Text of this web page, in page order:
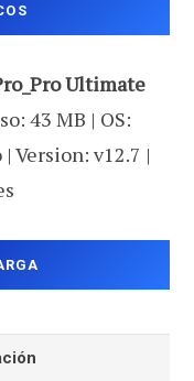
Ultimate
43 MB | OS:
Version: v12.7 |